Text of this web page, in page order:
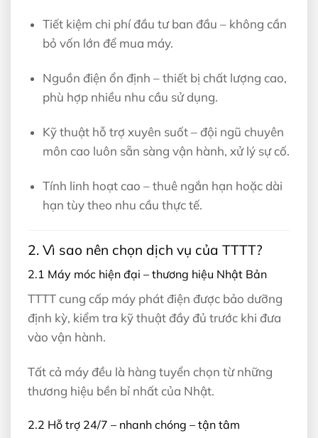
Tiết kiệm chi phí đầu tư ban đầu – không cần
bỏ vốn lớn để mua máy.
Nguồn điện ổn định – thiết bị chất lượng cao,
phù hợp nhiều nhu cầu sử dụng.
Kỹ thuật hỗ trợ xuyên suốt – đội ngũ chuyên
môn cao luôn sẵn sàng vận hành, xử lý sự cố.
Tính linh hoạt cao – thuê ngắn hạn hoặc dài
hạn tùy theo nhu cầu thực tế.
2. Vì sao nên chọn dịch vụ của TTTT?
2.1 Máy móc hiện đại – thương hiệu Nhật Bản
TTTT cung cấp máy phát điện được bảo dưỡng
định kỳ, kiểm tra kỹ thuật đầy đủ trước khi đưa
vào vận hành.
Tất cả máy đều là hàng tuyển chọn từ những
thương hiệu bền bỉ nhất của Nhật.
2.2 Hỗ trợ 24/7 – nhanh chóng – tận tâm